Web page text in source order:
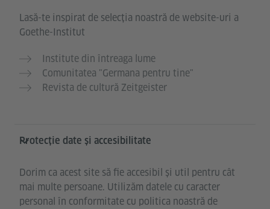
Lasă-te inspirat de selecția noastră de website-uri a
Goethe-Institut
Institute din întreaga lume
Comunitatea "Germana pentru tine"
Revista de cultură Zeitgeister
Protecție date și accesibilitate
Dorim ca acest site să fie accesibil și util pentru cât
mai multe persoane. Utilizăm datele cu caracter
personal în conformitate cu politica noastră de